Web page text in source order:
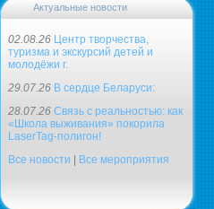
Актуальные новости
02.08.26 Центр творчества,
туризма и экскурсий детей и
молодёжи г.
29.07.26 В сердце Беларуси:
28.07.26 Связь с реальностью: как
«Школа выживания» покорила
LaserTag-полигон!
Все новости
Все мероприятия